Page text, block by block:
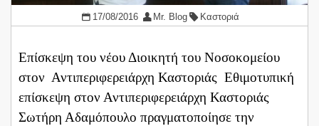
17/08/2016 Mr. Blog Καστοριά
Επίσκεψη του νέου Διοικητή του Νοσοκομείου
στον Αντιπεριφερειάρχη Καστοριάς Εθιμοτυπική
επίσκεψη στον Αντιπεριφερειάρχη Καστοριάς
Σωτήρη Αδαμόπουλο πραγματοποίησε την